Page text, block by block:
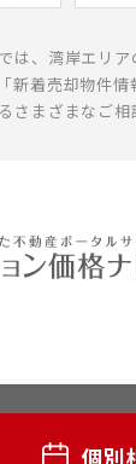
個別
は、湾岸エリ
新着売却物件
さまざまなご相